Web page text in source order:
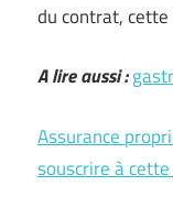
du contrat,
A lire aussi :
Assurance
souscrire à